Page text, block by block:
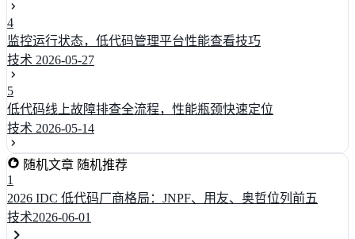
4
监控运行状态，低代码管理平台性能查看技巧
技术 2026-05-27
5
低代码线上故障排查全流程，性能瓶颈快速定位
技术 2026-05-14
随机文章 随机推荐
1
2026 IDC 低代码厂商格局：JNPF、用友、奥哲位列前五
技术2026-06-01